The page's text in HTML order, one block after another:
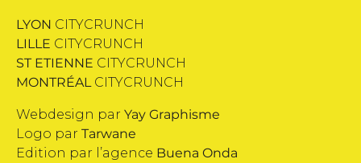
LYON CITYCRUNCH
LILLE CITYCRUNCH
ST ETIENNE CITYCRUNCH
MONTRÉALCITYCRUNCH
Webdesign par Yay Graphisme
Logo par Tarwane
Edition par l’agence Buena Onda